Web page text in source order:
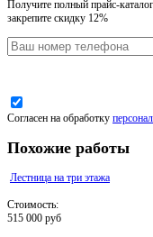
Получите полный прайс-каталог
закрепите скидку 12%
Согласен на обработку
Похожие работы
Лестница на три этажа
Стоимость:
515 000 руб